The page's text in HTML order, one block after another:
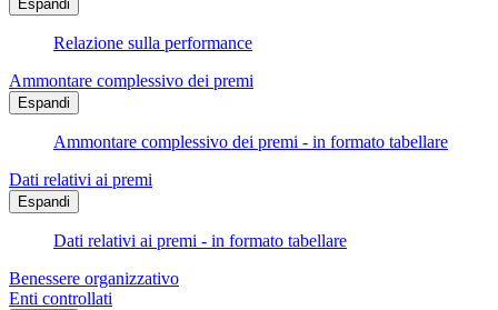
Espandi
Relazione sulla performance
Ammontare complessivo dei premi
Espandi
Ammontare complessivo dei premi - in formato tabellare
Dati relativi ai premi
Espandi
Dati relativi ai premi - in formato tabellare
Benessere organizzativo
Enti controllati